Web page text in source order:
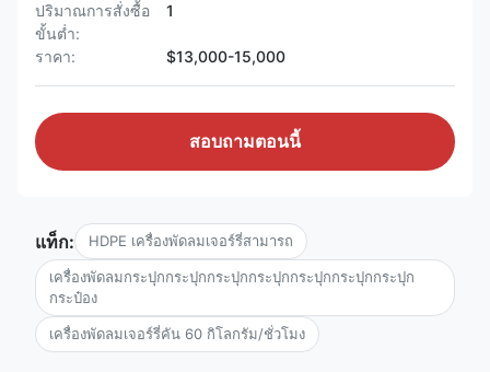
ปริมาณการสั่งซื้อ
ขั้นต่ำ:
1
ราคา: $13,000-15,000
สอบถามตอนนี้
แท็ก: HDPE เครื่องพัดลมเจอร์รี่สามารถ
เครื่องพัดลมกระปุกกระปุกกระปุกกระปุกกระปุกกระปุกกระปุก
กระป๋อง
เครื่องพัดลมเจอร์รี่คัน 60 กิโลกรัม/ชั่วโมง